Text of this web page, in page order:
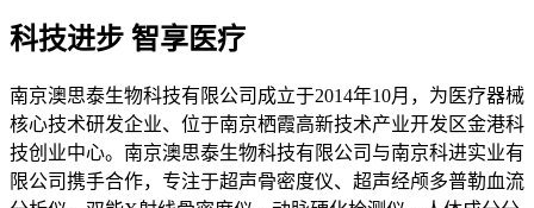
科技进步 智享医疗
南京澳思泰生物科技有限公司成立于2014年10月，为医疗器械
核心技术研发企业、位于南京栖霞高新技术产业开发区金港科
技创业中心。南京澳思泰生物科技有限公司与南京科进实业有
限公司携手合作，专注于超声骨密度仪、超声经颅多普勒血流